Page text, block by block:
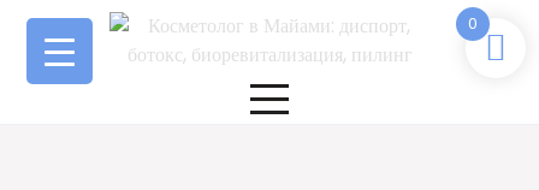
Перейти
содержимому
0